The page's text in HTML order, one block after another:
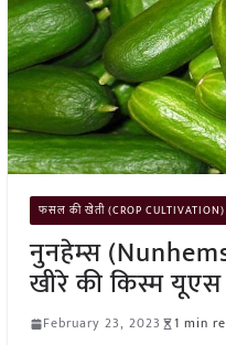
फसल की खेती (CROP CULTIVATION)
नुनहेम्स
खीरे की किस्म
February 23, 2023 1 min